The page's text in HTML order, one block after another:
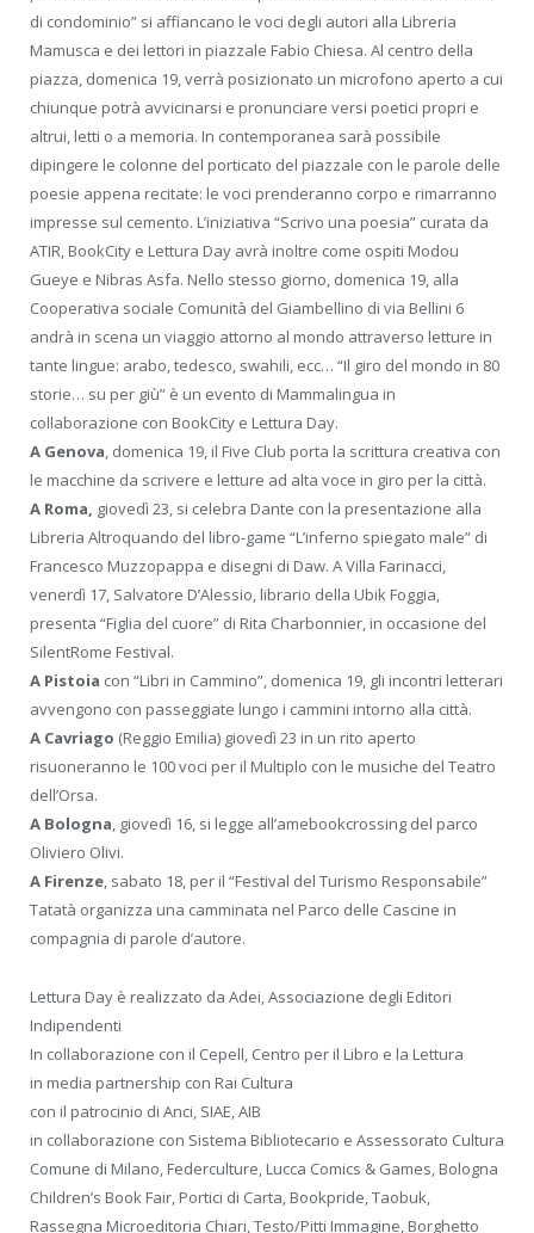
di condominio” si affiancano le voci degli autori alla Libreria
Mamusca e dei lettori in piazzale Fabio Chiesa. Al centro della
piazza, domenica 19, verrà posizionato un microfono aperto a cui
chiunque potrà avvicinarsi e pronunciare versi poetici propri e
altrui, letti o a memoria. In contemporanea sarà possibile
dipingere le colonne del porticato del piazzale con le parole delle
poesie appena recitate: le voci prenderanno corpo e rimarranno
impresse sul cemento. L’iniziativa “Scrivo una poesia” curata da
ATIR, BookCity e Lettura Day avrà inoltre come ospiti Modou
Gueye e Nibras Asfa. Nello stesso giorno, domenica 19, alla
Cooperativa sociale Comunità del Giambellino di via Bellini 6
andrà in scena un viaggio attorno al mondo attraverso letture in
tante lingue: arabo, tedesco, swahili, ecc… “Il giro del mondo in 80
storie… su per giù” è un evento di Mammalingua in
collaborazione con BookCity e Lettura Day.
A Genova, domenica 19, il Five Club porta la scrittura creativa con
le macchine da scrivere e letture ad alta voce in giro per la città.
A Roma, giovedì 23, si celebra Dante con la presentazione alla
Libreria Altroquando del libro-game “L’inferno spiegato male” di
Francesco Muzzopappa e disegni di Daw. A Villa Farinacci,
venerdì 17, Salvatore D’Alessio, librario della Ubik Foggia,
presenta “Figlia del cuore” di Rita Charbonnier, in occasione del
SilentRome Festival.
A Pistoia con “Libri in Cammino”, domenica 19, gli incontri letterari
avvengono con passeggiate lungo i cammini intorno alla città.
A Cavriago (Reggio Emilia) giovedì 23 in un rito aperto
risuoneranno le 100 voci per il Multiplo con le musiche del Teatro
dell’Orsa.
A Bologna, giovedì 16, si legge all’amebookcrossing del parco
Oliviero Olivi.
A Firenze, sabato 18, per il “Festival del Turismo Responsabile”
Tatatà organizza una camminata nel Parco delle Cascine in
compagnia di parole d’autore.
Lettura Day è realizzato da Adei, Associazione degli Editori
Indipendenti
In collaborazione con il Cepell, Centro per il Libro e la Lettura
in media partnership con Rai Cultura
con il patrocinio di Anci, SIAE, AIB
in collaborazione con Sistema Bibliotecario e Assessorato Cultura
Comune di Milano, Federculture, Lucca Comics & Games, Bologna
Children’s Book Fair, Portici di Carta, Bookpride, Taobuk,
Rassegna Microeditoria Chiari, Testo/Pitti Immagine, Borghetto